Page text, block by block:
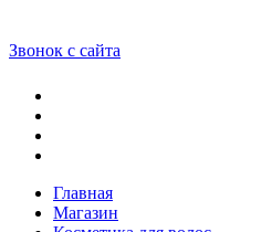
Звонок с сайта
Главная
Магазин